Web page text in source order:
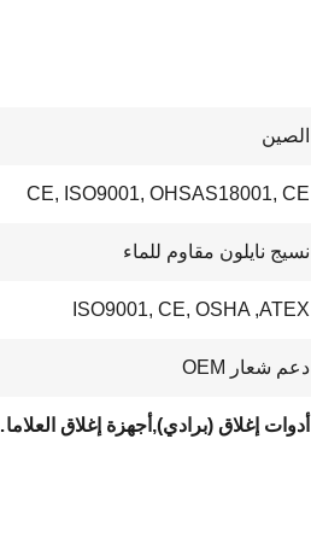
الصين
CE, ISO9001, OHSAS18001, CE
نسيج نايلون مقاوم للماء
ISO9001, CE, OSHA ,ATEX
دعم شعار OEM
أدوات